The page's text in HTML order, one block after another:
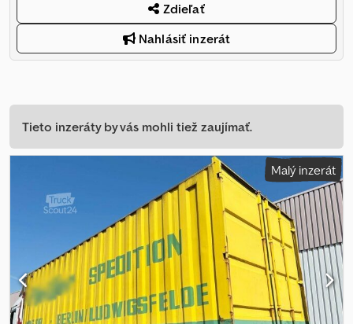
Zdieľať
Nahlásiť inzerát
Tieto inzeráty by vás mohli tiež zaujímať.
Malý inzerát